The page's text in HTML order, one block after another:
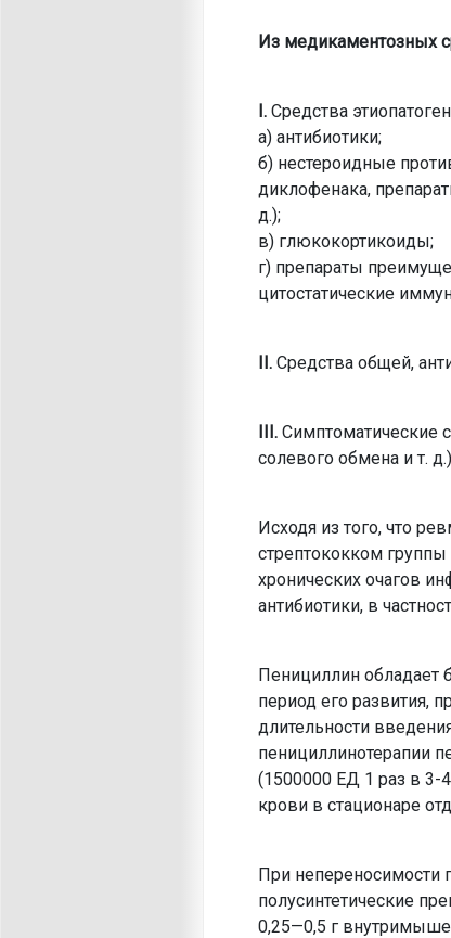
Из медикаментозных
I. Средства
а) антибиотики;
б) нестероидные
диклофенака,
д.);
в) глюкокортикоиды;
г) препараты
цитостатические
II. Средства общей,
III. Симптоматические
солевого обмена и т.
Исходя из того, что
стрептококком
хронических очагов
антибиотики, в
Пенициллин обладает
период его развития,
длительности
пенициллинотерапии
(1500000 ЕД 1 раз в 3-
крови в стационаре
При непереносимости
полусинтетические
0,25—0,5 г